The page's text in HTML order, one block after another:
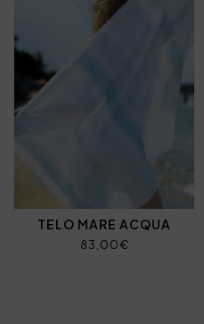
TELO MARE ACQUA
83,00€